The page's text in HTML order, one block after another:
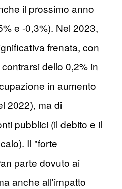
il prossimo anno
e -0,3%). Nel 2023,
frenata, con
dello 0,2% in
in aumento
2022), ma di
pubblici (il debito e il
Il "forte
parte dovuto ai
anche all'impatto